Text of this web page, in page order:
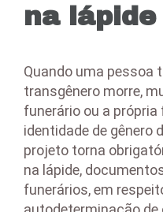
na lápide
Quando uma pessoa
transgênero morre,
funerário ou a
identidade de gênero
projeto torna
na lápide,
funerários, em